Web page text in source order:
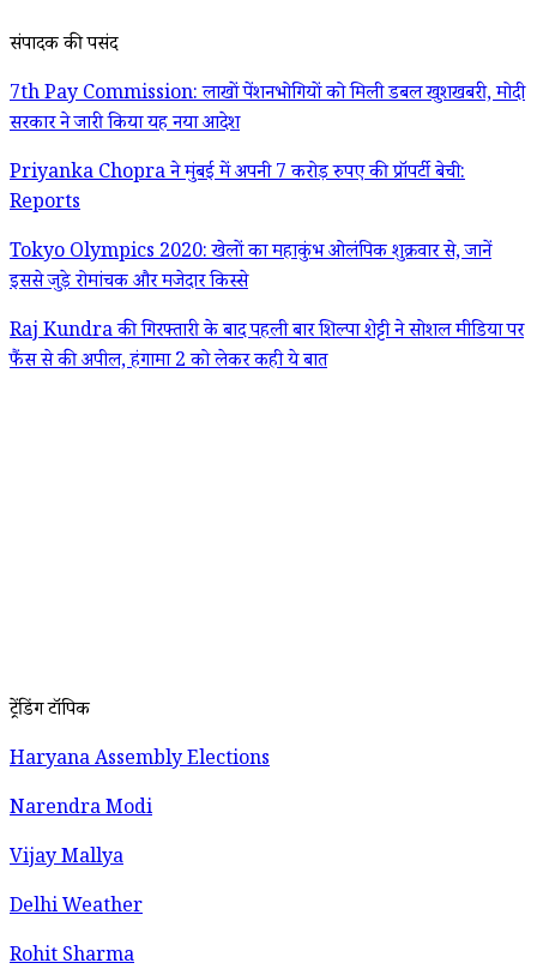
संपादक की पसंद
7th Pay Commission: लाखों पेंशनभोगियों को मिली डबल खुशखबरी, मोदी
सरकार ने जारी किया यह नया आदेश
Priyanka Chopra ने मुंबई में अपनी 7 करोड़ रुपए की प्रॉपर्टी बेची:
Reports
Tokyo Olympics 2020: खेलों का महाकुंभ ओलंपिक शुक्रवार से, जानें
इससे जुड़े रोमांचक और मजेदार किस्से
Raj Kundra की गिरफ्तारी के बाद पहली बार शिल्पा शेट्टी ने सोशल मीडिया पर
फैंस से की अपील, हंगामा 2 को लेकर कही ये बात
ट्रेंडिंग टॉपिक
Haryana Assembly Elections
Narendra Modi
Vijay Mallya
Delhi Weather
Rohit Sharma